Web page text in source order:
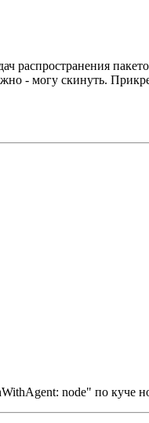
- могу скинуть.
node" по куче